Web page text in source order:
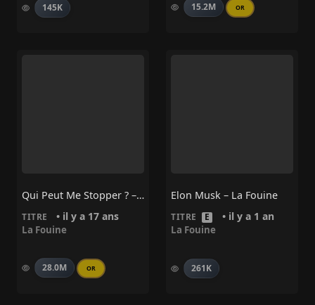
145K 15.2M OR
Qui Peut Me Stopper ? – La Fouine
TITRE • il y a 17 ans
La Fouine
28.0M OR
Elon Musk – La Fouine
TITRE E • il y a 1 an
La Fouine
261K